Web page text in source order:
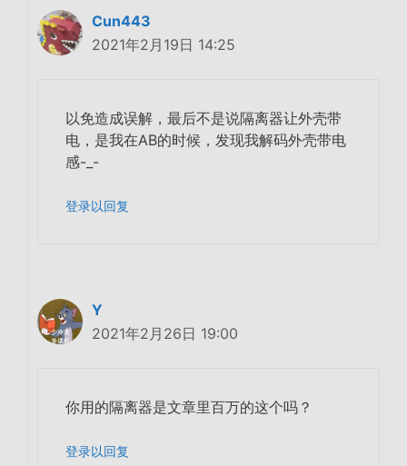
Cun443
2021年2月19日 14:25
以免造成误解，最后不是说隔离器让外壳带
电，是我在AB的时候，发现我解码外壳带电
感-_-
登录以回复
Y
2021年2月26日 19:00
你用的隔离器是文章里百万的这个吗？
登录以回复